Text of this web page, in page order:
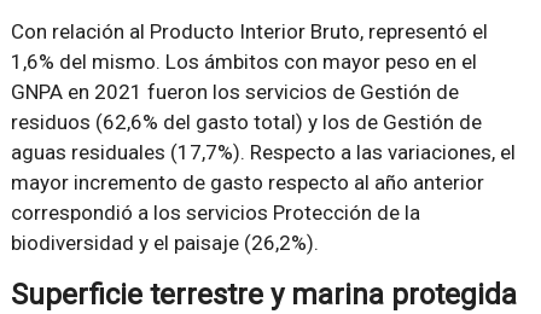
Con relación al Producto Interior Bruto, representó el
1,6% del mismo. Los ámbitos con mayor peso en el
GNPA en 2021 fueron los servicios de Gestión de
residuos (62,6% del gasto total) y los de Gestión de
aguas residuales (17,7%). Respecto a las variaciones, el
mayor incremento de gasto respecto al año anterior
correspondió a los servicios Protección de la
biodiversidad y el paisaje (26,2%).
Superficie terrestre y marina protegida